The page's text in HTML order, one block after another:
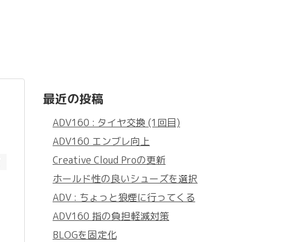
最近の投稿
ADV160 : タイヤ交換 (1回目)
ADV160 エンブレ向上
Creative Cloud Proの更新
ホールド性の良いシューズを選択
ADV : ちょっと狼煙に行ってくる
ADV160 指の負担軽減対策
BLOGを固定化